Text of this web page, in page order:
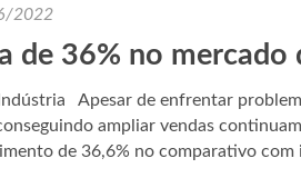
2022
de 36% no mercado
Apesar de enfrentar
ampliar vendas
de 36,6% no comparativo